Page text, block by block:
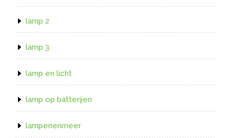
lamp 2
lamp 3
lamp en licht
lamp op batterijen
lampenenmeer